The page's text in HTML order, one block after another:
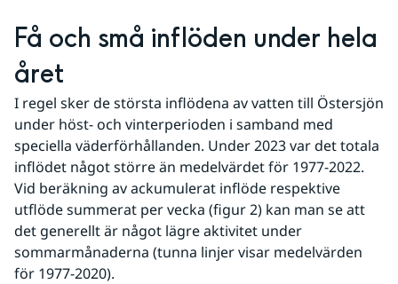
Få och små inflöden under hela
året
I regel sker de största inflödena av vatten till Östersjön
under höst- och vinterperioden i samband med
speciella väderförhållanden. Under 2023 var det totala
inflödet något större än medelvärdet för 1977-2022.
Vid beräkning av ackumulerat inflöde respektive
utflöde summerat per vecka (figur 2) kan man se att
det generellt är något lägre aktivitet under
sommarmånaderna (tunna linjer visar medelvärden
för 1977-2020).